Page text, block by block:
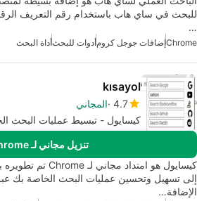
…
Chromeإضافات جوجل كرومأدوات للبحثأداة البحث
kısayol
4.7 المجاني
كيسايول - تبسيط عمليات البحث
تنزيل مجاني لـ Chrome
إلى تسهيل وتحسين عمليات البحث الخاصة بك
الإضافة…